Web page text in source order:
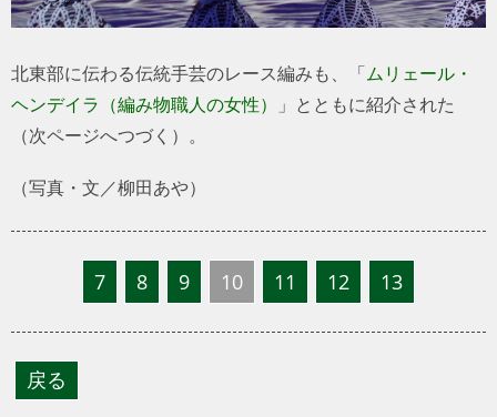
PEOPLE
ビジネス
北東部に伝わる伝統手芸のレース編みも、「ムリェール・
ヘンデイラ（編み物職人の女性）
」とともに紹介された
（次ページへつづく）。
（写真・文／柳田あや）
7 8 9 10 11 12 13